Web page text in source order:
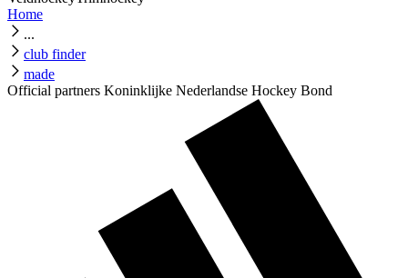
Home
...
club finder
made
Official partners Koninklijke Nederlandse Hockey Bond